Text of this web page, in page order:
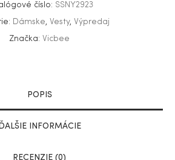
číslo: SSNY2923
Dámske, Vesty, Výpredaj
Značka: Vicbee
POPIS
ĎALŠIE INFORMÁCIE
RECENZIE (0)